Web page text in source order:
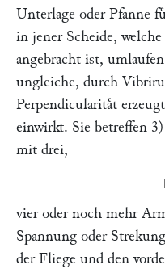
Unterlage oder Pfanne
in jener Scheide,
angebracht ist,
ungleiche, durch
Perpendicularitaͤt
einwirkt. Sie betreffen
mit drei,
vier oder noch mehr
Spannung oder
der Fliege und den